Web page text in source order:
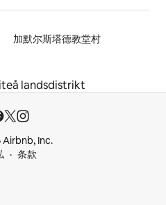
加默尔斯塔德教堂村
landsdistrikt
Inc.
条款